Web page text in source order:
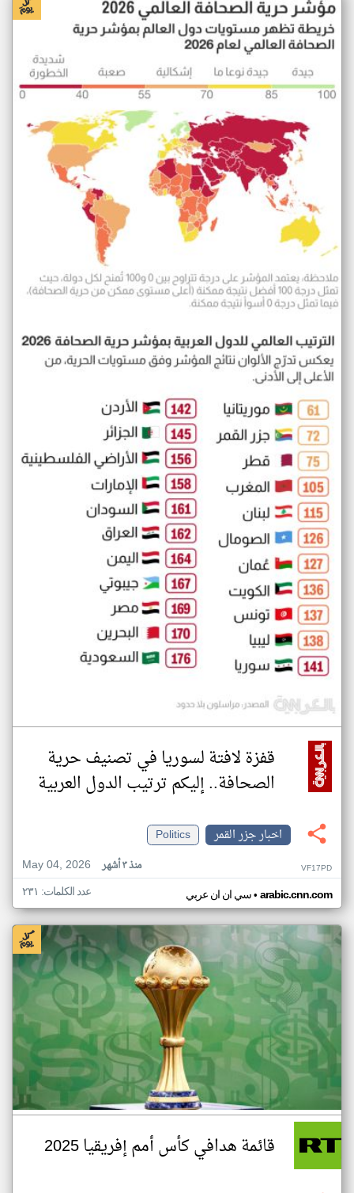
قفزة لافتة لسوريا في تصنيف حرية
الصحافة.. إليكم ترتيب الدول العربية
اخبار جزر القمر
Politics
May 04, 2026
منذ ٣ أشهر VF17PD
سي ان ان عربي• arabic.cnn.com عدد الكلمات: ٢٣١
قائمة هدافي كأس أمم إفريقيا 2025